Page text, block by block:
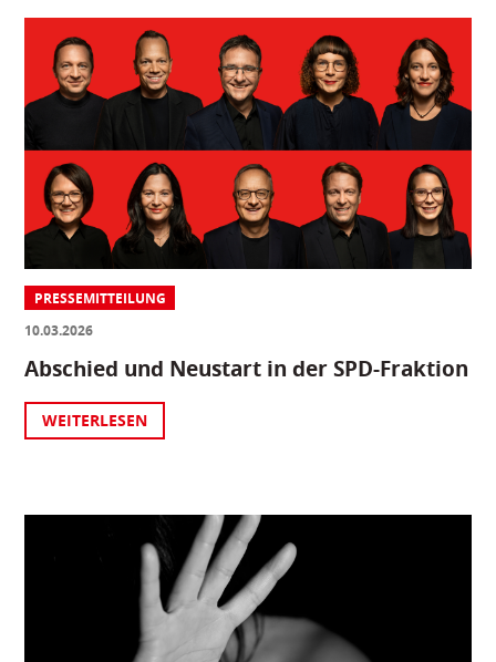
PRESSEMITTEILUNG
10.03.2026
Abschied und Neustart in der SPD-Fraktion
WEITERLESEN